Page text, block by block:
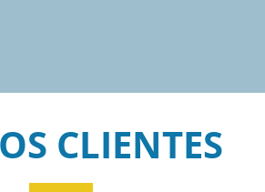
CLIENTES